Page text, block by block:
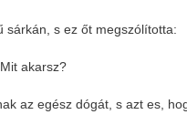
sárkán, s ez őt megszólította:
akarsz?
az egész dógát, s azt es,